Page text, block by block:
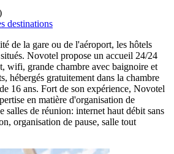
destinations
de la gare ou de l'aéroport, les hôtels
Novotel propose un accueil 24/24
wifi, grande chambre avec baignoire et
hébergés gratuitement dans la chambre
16 ans. Fort de son expérience, Novotel
en matière d'organisation de
salles de réunion: internet haut débit sans
organisation de pause, salle tout